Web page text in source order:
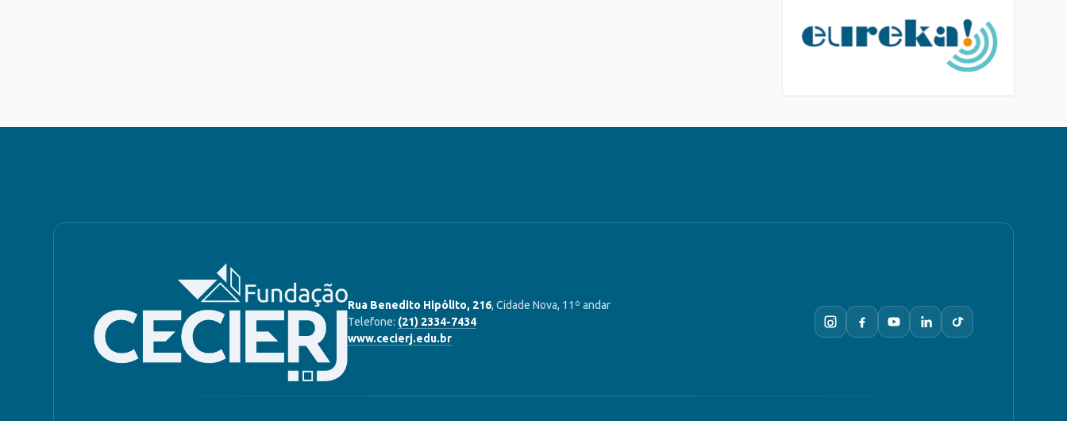
Rua Benedito Hipólito, 216, Cidade Nova, 11º andar
Telefone: (21) 2334-7434
www.cecierj.edu.br